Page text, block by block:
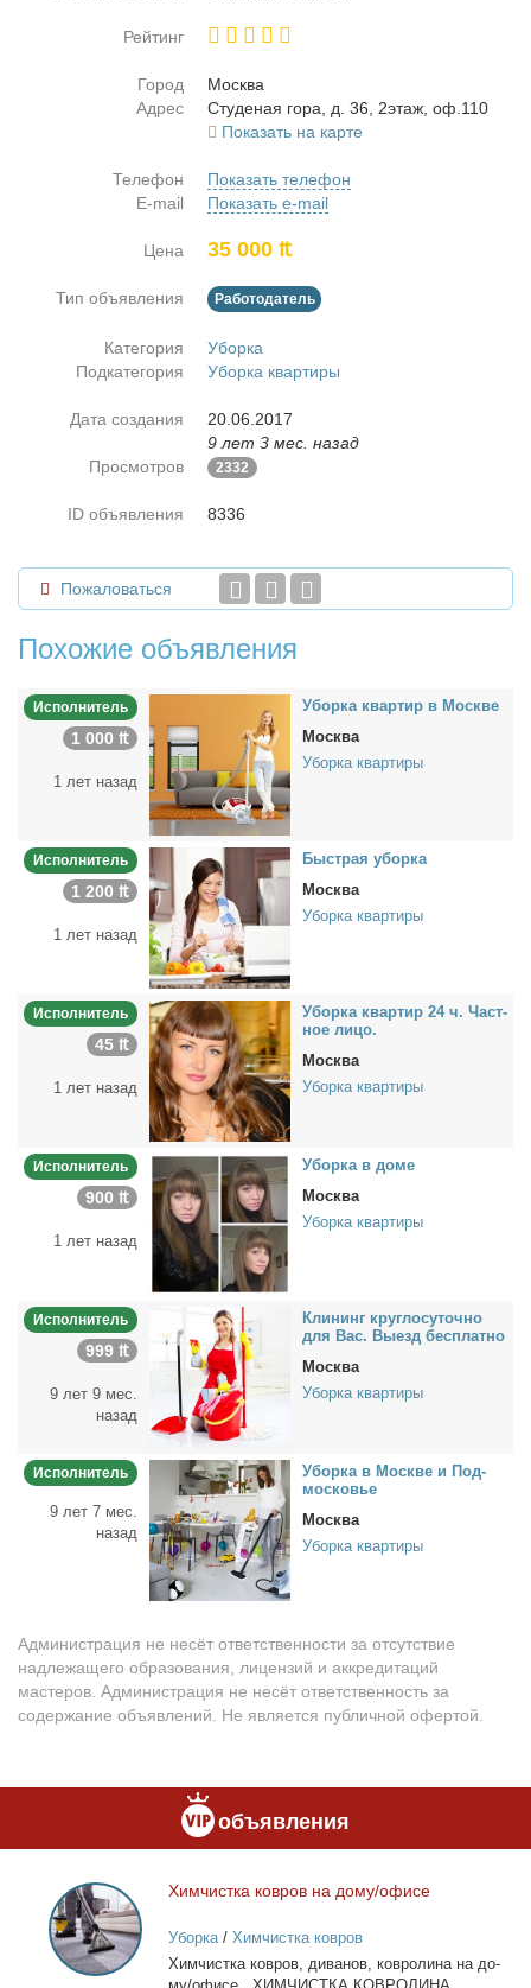
Рейтинг
Город
Москва
Адрес
Сту­де­ная го­ра, д. 36, 2этаж, оф.110
Показать на карте
Телефон
Показать телефон
E-mail
Показать e-mail
Цена 35 000 ₶
Тип объявления Работодатель
Категория
Уборка
Подкатегория
Уборка квартиры
Дата создания
20.06.2017
9 лет 3 мес. назад
Просмотров
2332
ID объявления 8336
Пожаловаться
Похожие объявления
Исполнитель
1 000 ₶
1 лет назад
Убор­ка квар­тир в Москве
Москва
Уборка квартиры
Исполнитель
1 200 ₶
1 лет назад
Быст­рая убор­ка
Москва
Уборка квартиры
Исполнитель
45 ₶
1 лет назад
Убор­ка квар­тир 24 ч. Част­
ное ли­цо.
Москва
Уборка квартиры
Исполнитель
900 ₶
1 лет назад
Убор­ка в до­ме
Москва
Уборка квартиры
Исполнитель
999 ₶
9 лет 9 мес.
назад
Кли­нинг круг­ло­су­точ­но
для Вас. Вы­езд бес­плат­но
Москва
Уборка квартиры
Исполнитель
9 лет 7 мес.
назад
Убор­ка в Москве и Под­
мос­ко­вье
Москва
Уборка квартиры
Администрация не несёт ответственности за отсутствие
надлежащего образования, лицензий и аккредитаций
мастеров. Администрация не несёт ответственность за
содержание объявлений. Не является публичной офертой.
объявления
Химчистка
ковров
на
дому/
Хим­чист­ка ков­ров на до­му/офи­се
Уборка/ Химчистка ковров
Хим­чист­ка ков­ров, ди­ва­нов, ков­ро­ли­на на до­